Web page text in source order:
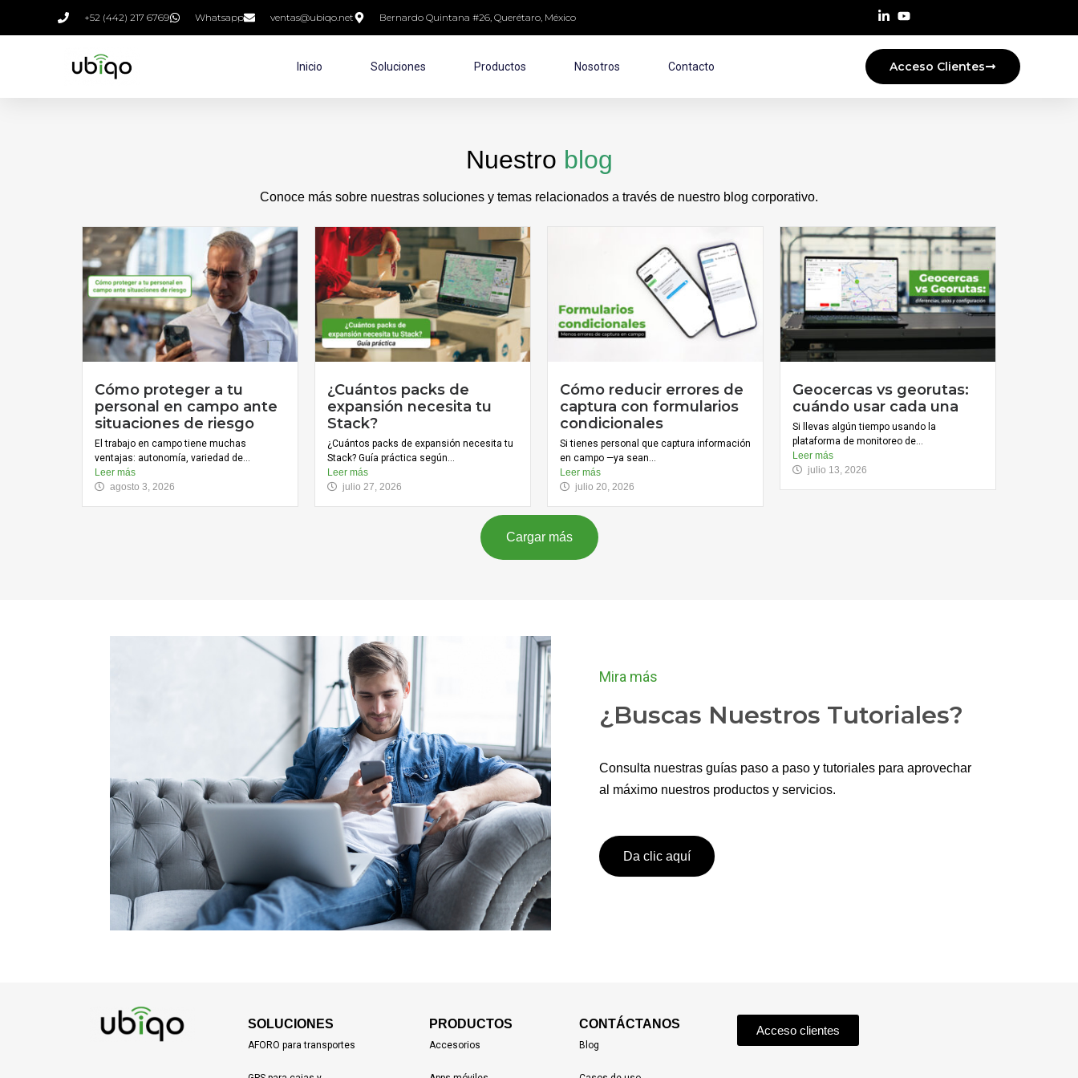
+52 (442) 217 6769 Whatsapp ventas@ubiqo.net Bernardo Quintana #26, Querétaro, México
Inicio Soluciones Productos Nosotros Contacto Acceso Clientes
Nuestro blog
Conoce más sobre nuestras soluciones y temas relacionados a través de nuestro blog corporativo.
Cómo proteger a tu
personal en campo ante
situaciones de riesgo
El trabajo en campo tiene muchas
ventajas: autonomía, variedad de...
Leer más
agosto 3, 2026
¿Cuántos packs de
expansión necesita tu
Stack?
¿Cuántos packs de expansión necesita tu
Stack? Guía práctica según...
Leer más
julio 27, 2026
Cómo reducir errores de
captura con formularios
condicionales
Si tienes personal que captura información
en campo —ya sean...
Leer más
julio 20, 2026
Geocercas vs georutas:
cuándo usar cada una
Si llevas algún tiempo usando la
plataforma de monitoreo de...
Leer más
julio 13, 2026
Cargar más
Mira más
¿Buscas Nuestros Tutoriales?
Consulta nuestras guías paso a paso y tutoriales para aprovechar
al máximo nuestros productos y servicios.
Da clic aquí
SOLUCIONES
AFORO para transportes
PRODUCTOS
Accesorios
CONTÁCTANOS
Blog
Acceso clientes